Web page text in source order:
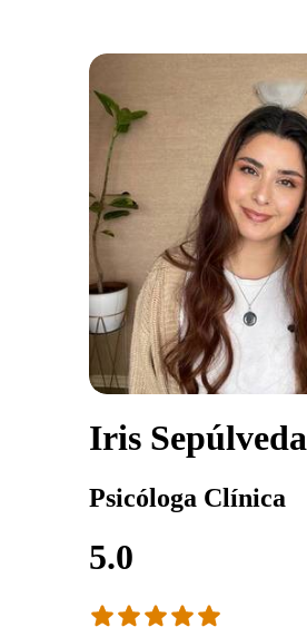
Iris
Psicóloga Clínica
5.0